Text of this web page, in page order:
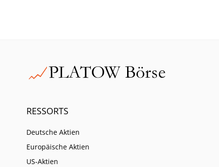
RESSORTS
Deutsche Aktien
Europäische Aktien
US-Aktien